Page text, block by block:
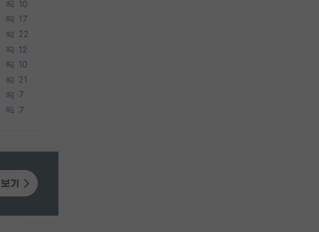
10
17
22
12
10
21
7
7